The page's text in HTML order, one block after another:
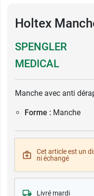
Holtex
SPENGLER
MEDICAL
Manche avec anti
Forme : Manche
Cet article est un
ni échangé
Livré mardi